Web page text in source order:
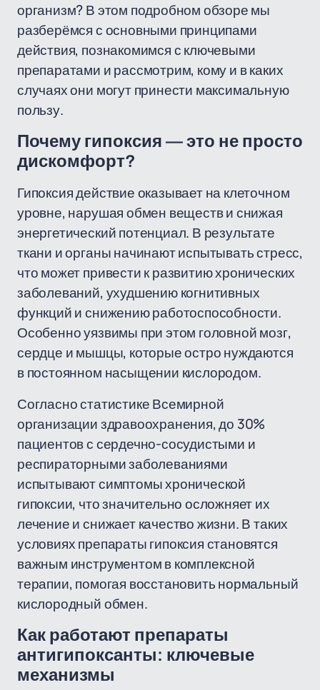
организм? В этом подробном обзоре мы
разберёмся с основными принципами
действия, познакомимся с ключевыми
препаратами и рассмотрим, кому и в каких
случаях они могут принести максимальную
пользу.
Почему гипоксия — это не просто
дискомфорт?
Гипоксия действие оказывает на клеточном
уровне, нарушая обмен веществ и снижая
энергетический потенциал. В результате
ткани и органы начинают испытывать стресс,
что может привести к развитию хронических
заболеваний, ухудшению когнитивных
функций и снижению работоспособности.
Особенно уязвимы при этом головной мозг,
сердце и мышцы, которые остро нуждаются
в постоянном насыщении кислородом.
Согласно статистике Всемирной
организации здравоохранения, до 30%
пациентов с сердечно-сосудистыми и
респираторными заболеваниями
испытывают симптомы хронической
гипоксии, что значительно осложняет их
лечение и снижает качество жизни. В таких
условиях препараты гипоксия становятся
важным инструментом в комплексной
терапии, помогая восстановить нормальный
кислородный обмен.
Как работают препараты
антигипоксанты: ключевые
механизмы